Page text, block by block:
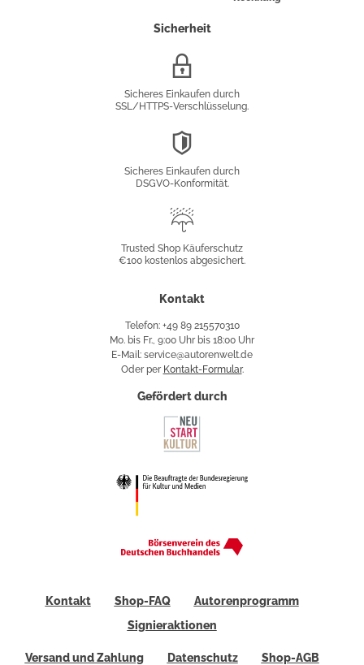
Sicherheit
Sicheres Einkaufen durch
SSL/HTTPS-Verschlüsselung.
Sicheres Einkaufen durch
DSGVO-Konformität.
Käuferschutz
Trusted Shop Käuferschutz
€100 kostenlos abgesichert.
Kontakt
Telefon: +49 89 215570310
Mo. bis Fr., 9:00 Uhr bis 18:00 Uhr
E-Mail: service@autorenwelt.de
Oder per Kontakt-Formular.
Gefördert durch
Kontakt Shop-FAQ
Autorenprogramm
Signieraktionen
Versand und Zahlung Datenschutz Shop-AGB